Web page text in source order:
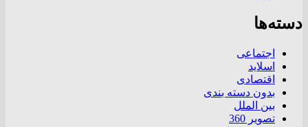
دسته‌ها
اجتماعی
اسلاید
اقتصادی
بدون دسته بندی
بین الملل
تصویر 360